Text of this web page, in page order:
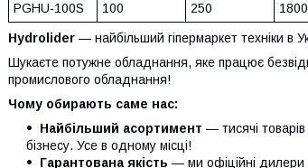
PGHU-100S
100 250
Hydrolider — найбільший гіпермаркет техніки в
Шукаєте потужне обладнання, яке працює
промислового обладнання!
Чому обирають саме нас:
Найбільший асортимент — тисячі
бізнесу. Усе в одному місці!
Гарантована якість — ми офіційні дилери